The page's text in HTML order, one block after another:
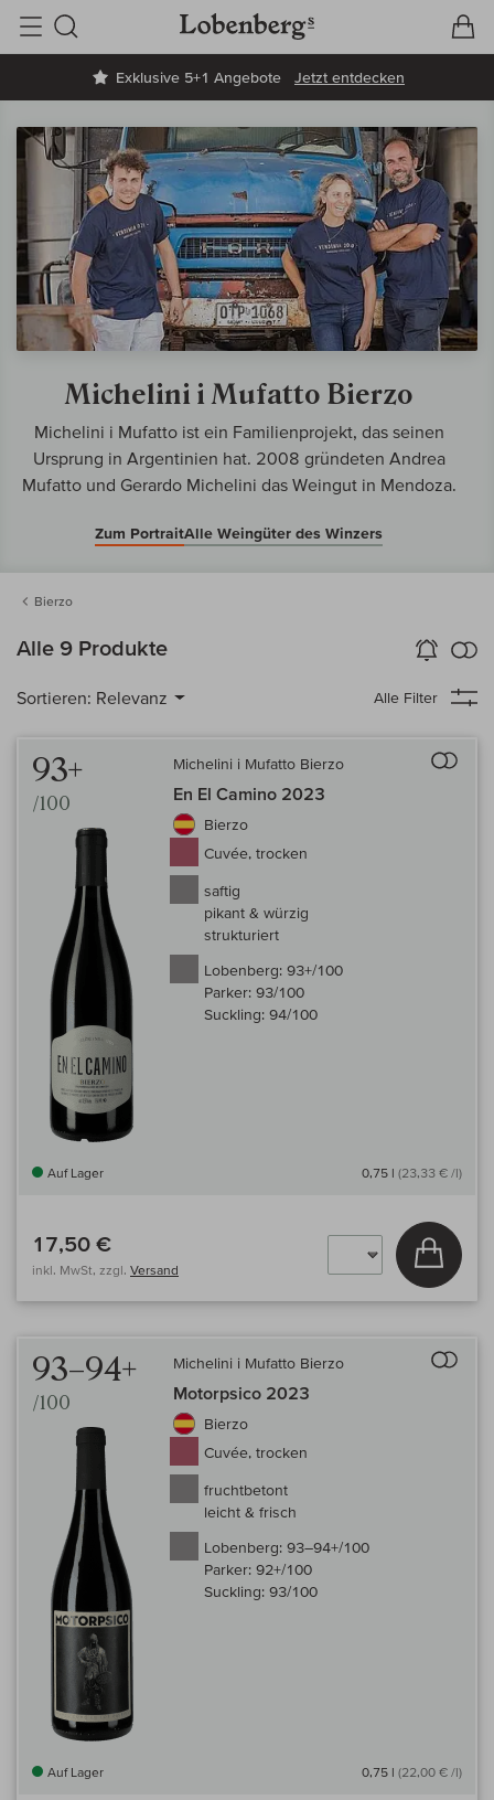
Exklusive 5+1 Angebote Jetzt entdecken
Suche
Michelini i Mufatto Bierzo
Michelini i Mufatto ist ein Familienprojekt, das seinen
Ursprung in Argentinien hat. 2008 gründeten Andrea
Mufatto und Gerardo Michelini das Weingut in Mendoza.
Zum PortraitAlle Weingüter des Winzers
Bierzo
Alle 9 Produkte Wein-Alarm
aktivieren
Sortieren: Relevanz Alle Filter
93+
/100
Michelini i Mufatto Bierzo
En El Camino 2023
Bierzo
Cuvée, trocken
saftig
pikant & würzig
strukturiert
Lobenberg: 93+/100
Parker: 93/100
Suckling: 94/100
Auf Lager 0,75 l (23,33 € /l)
17,50 €
inkl. MwSt, zzgl. Versand
In
93–94+
/100
Michelini i Mufatto Bierzo
Motorpsico 2023
Bierzo
Cuvée, trocken
fruchtbetont
leicht & frisch
Lobenberg: 93–94+/100
Parker: 92+/100
Suckling: 93/100
Auf Lager 0,75 l (22,00 € /l)